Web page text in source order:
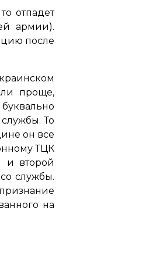
отпадет
армии).
после
проще,
То
он все
ТЦК
и второй
службы.
на